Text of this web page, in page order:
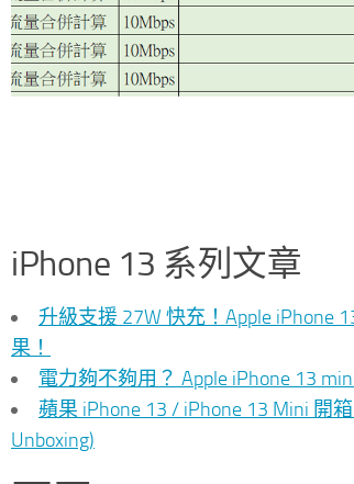
iPhone 13 系列文章
升級支援 27W 快充！Apple iPhone
果！
電力夠不夠用？ Apple iPhone 13
蘋果 iPhone 13 / iPhone 13 Mini 開
Unboxing)